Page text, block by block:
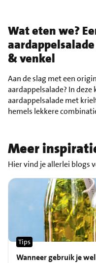
Wat eten we?
& venkel
Aan de slag met een
aardappelsalade? In
aardappelsalade met
hemels lekkere
Meer
Hier vind je allerlei blogs
Wanneer gebruik je
Tips